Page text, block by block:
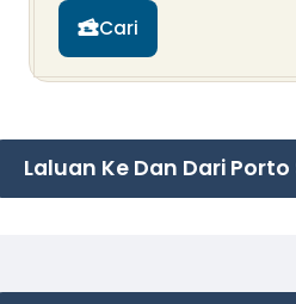
Cari
Laluan Ke Dan Dari